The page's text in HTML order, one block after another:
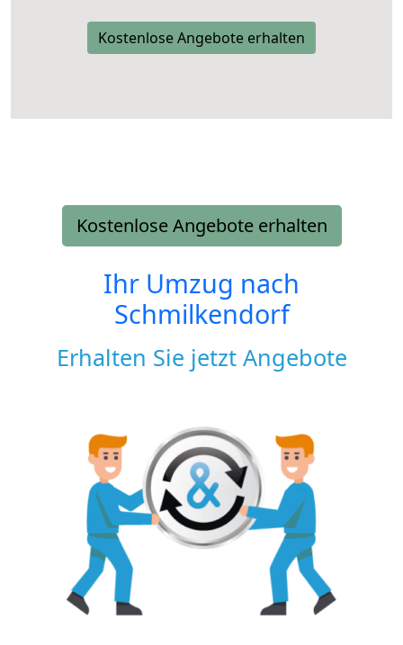
Kostenlose Angebote erhalten
Kostenlose Angebote erhalten
Ihr Umzug nach
Schmilkendorf
Erhalten Sie jetzt Angebote